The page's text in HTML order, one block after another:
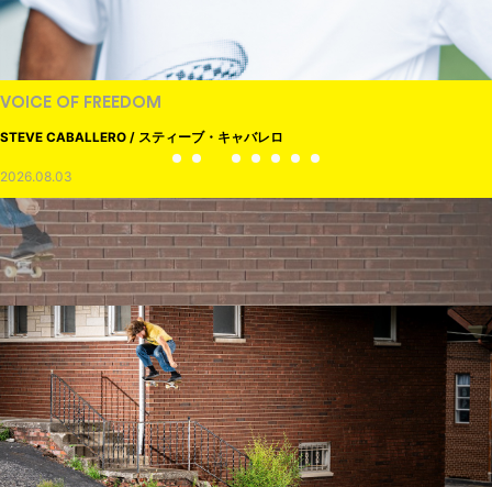
VOICE OF FREEDOM
STEVE CABALLERO / スティーブ・キャバレロ
2026.08.03